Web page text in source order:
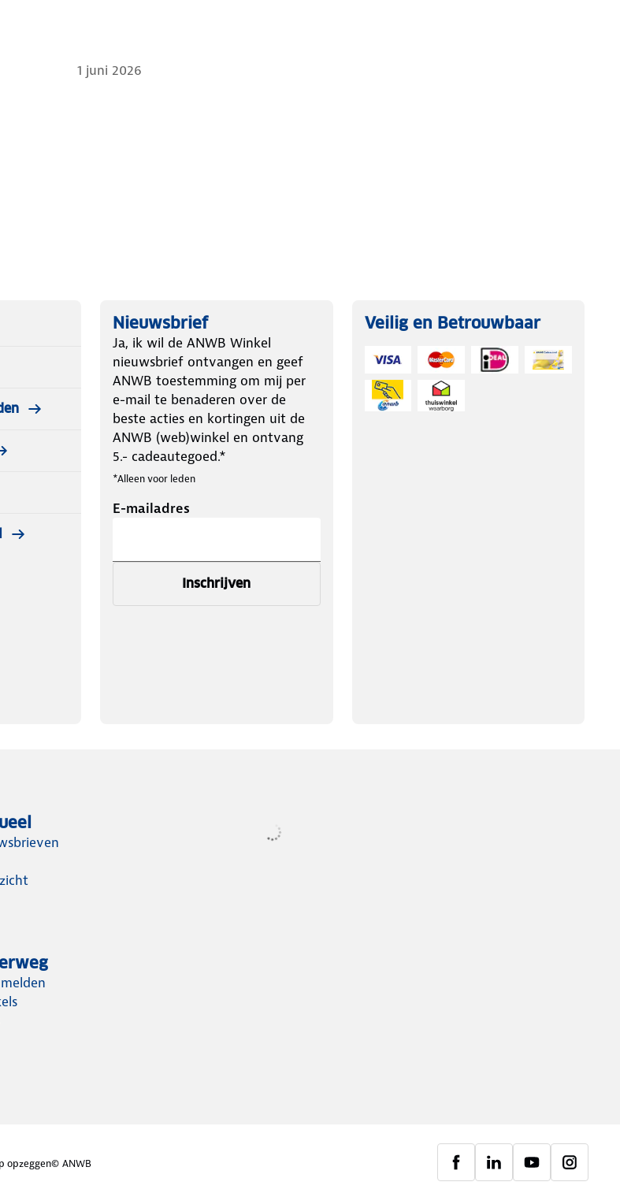
1 juni 2026
Nieuwsbrief
Ja, ik wil de ANWB Winkel
nieuwsbrief ontvangen en geef
ANWB toestemming om mij per
e-mail te benaderen over de
beste acties en kortingen uit de
ANWB (web)winkel en ontvang
5.- cadeautegoed.*
*Alleen voor leden
E-mailadres
Inschrijven
Veilig en Betrouwbaar
opzeggen© ANWB